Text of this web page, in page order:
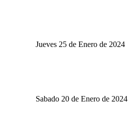
Jueves 25 de Enero de 2024
Sabado 20 de Enero de 2024